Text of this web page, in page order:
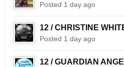
Posted 1 day ago
12 / CHRISTINE
Posted 1 day ago
12 / GUARDIAN